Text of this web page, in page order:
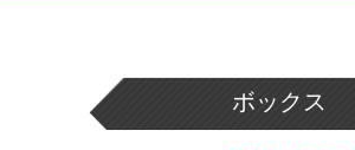
ボックス